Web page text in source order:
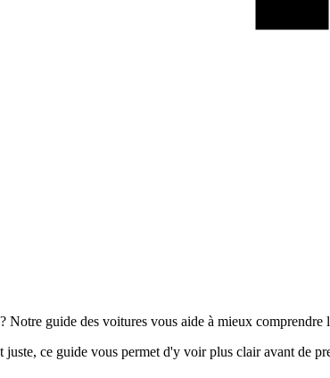
guide des voitures vous aide à mieux comprendre
ce guide vous permet d'y voir plus clair avant de